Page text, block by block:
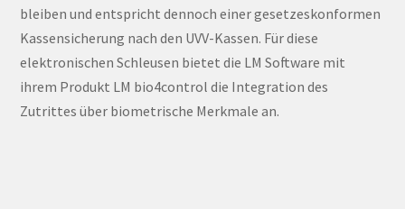
bleiben und entspricht dennoch einer gesetzeskonformen
Kassensicherung nach den UVV-Kassen. Für diese
elektronischen Schleusen bietet die LM Software mit
ihrem Produkt LM bio4control die Integration des
Zutrittes über biometrische Merkmale an.